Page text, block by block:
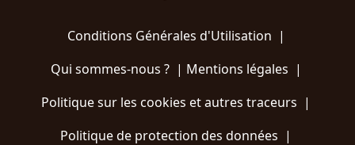
Conditions Générales d'Utilisation |
Qui sommes-nous ?| Mentions légales |
Politique sur les cookies et autres traceurs |
Politique de protection des données |